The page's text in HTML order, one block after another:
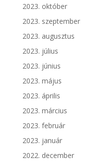
2023. október
2023. szeptember
2023. augusztus
2023. július
2023. június
2023. május
2023. április
2023. március
2023. február
2023. január
2022. december